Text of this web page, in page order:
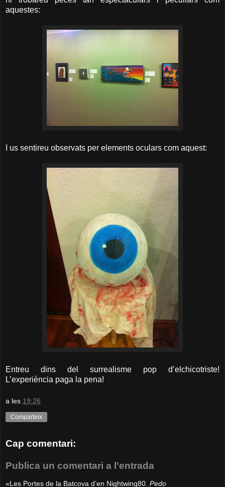
aquestes:
I us sentireu observats per elements oculars com aquest:
Entreu dins del surrealisme pop d’elchicotriste!
L’experiència paga la pena!
a les 19:26
Comparteix
Cap comentari:
Publica un comentari a l'entrada
«Les Portes de la Batcova d’en Nightwing80. Pedo